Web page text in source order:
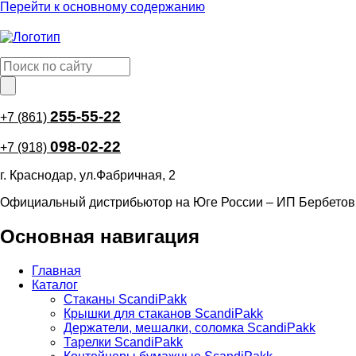
Перейти к основному содержанию
+7 (861) 255-55-22
+7 (918) 098-02-22
г. Краснодар, ул.Фабричная, 2
Официальный дистрибьютор на Юге России – ИП
Основная навигация
Главная
Каталог
Стаканы ScandiPakk
Крышки для стаканов ScandiPakk
Держатели, мешалки, соломка ScandiPakk
Тарелки ScandiPakk